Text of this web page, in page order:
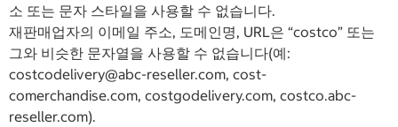
소 또는 문자 스타일을 사용할 수 없습니다.
재판매업자의 이메일 주소, 도메인명, URL은 “costco” 또는
그와 비슷한 문자열을 사용할 수 없습니다(예:
costcodelivery@abc-reseller.com, cost-
comerchandise.com, costgodelivery.com, costco.abc-
reseller.com).